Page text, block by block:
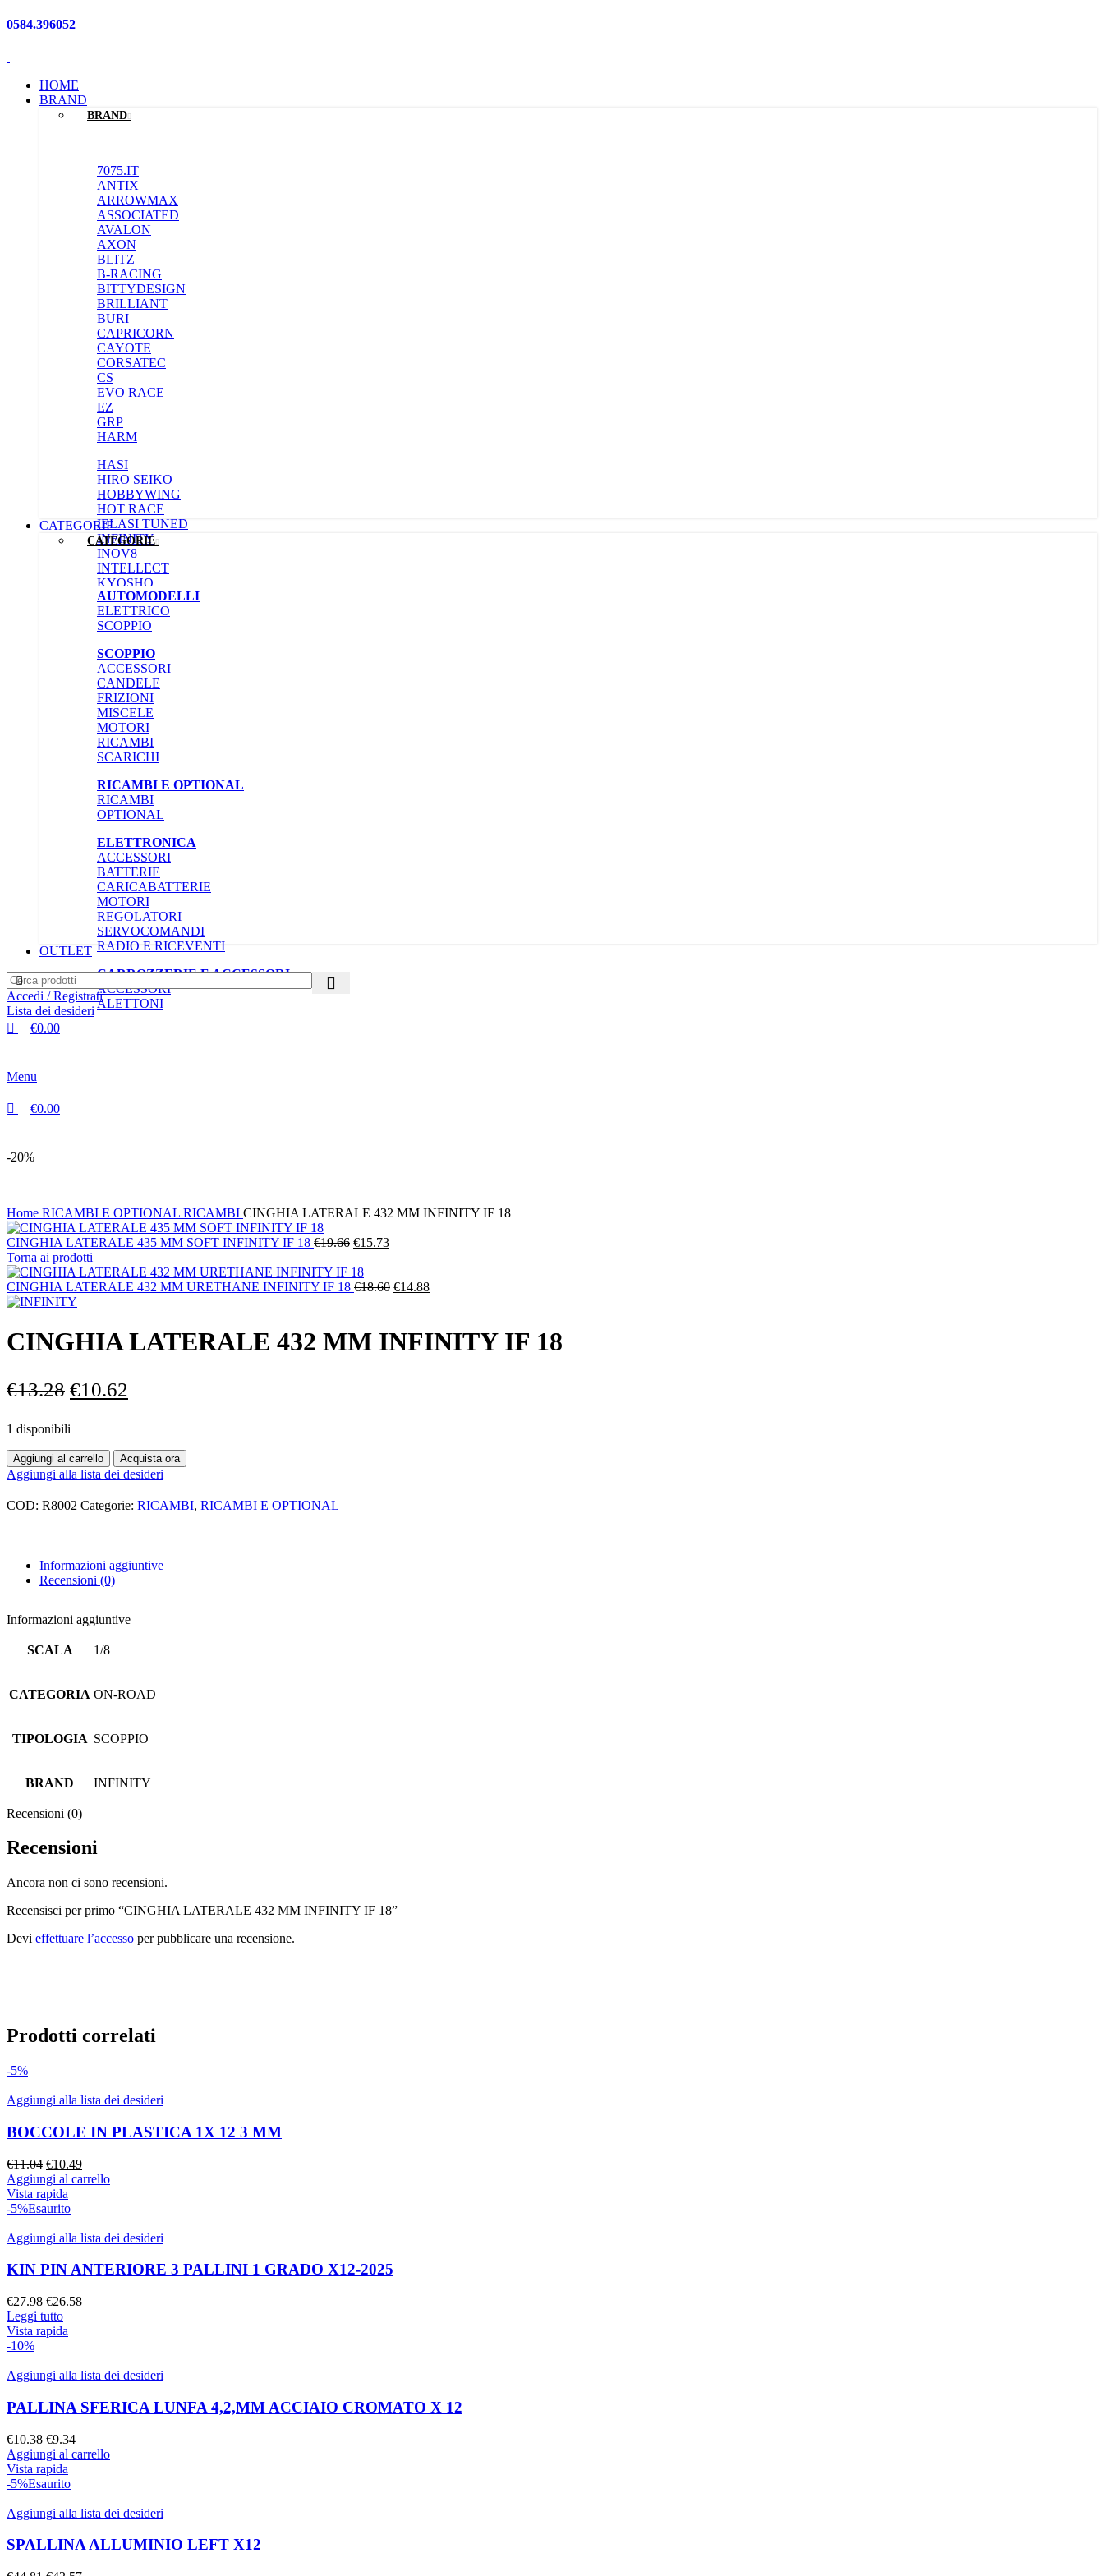
0584.396052
HOME
BRAND
BRAND
7075.IT
ANTIX
ARROWMAX
ASSOCIATED
AVALON
AXON
BLITZ
B-RACING
BITTYDESIGN
BRILLIANT
BURI
CAPRICORN
CAYOTE
CORSATEC
CS
EVO RACE
EZ
GRP
HARM
HASI
HIRO SEIKO
HOBBYWING
HOT RACE
IELASI TUNED
INFINITY
INOV8
INTELLECT
KYOSHO
LENSBODIES
LRP
MATRIX
MONACO RC
MR33
MUGEN
MYGHTY GRIPPER
NOSRAM
ORCA
PEPE GROUP
PMT
POWER HD
PROTOFORM
REDS
RIDE
RUDDOG
RUNNER TIME
SANWA
SHEPHERD
SKYRC
SPIDER GRIP
TONISPORT
XRAY
CATEGORIE
CATEGORIE
AUTOMODELLI
ELETTRICO
SCOPPIO
SCOPPIO
ACCESSORI
CANDELE
FRIZIONI
MISCELE
MOTORI
RICAMBI
SCARICHI
RICAMBI E OPTIONAL
RICAMBI
OPTIONAL
ELETTRONICA
ACCESSORI
BATTERIE
CARICABATTERIE
MOTORI
REGOLATORI
SERVOCOMANDI
RADIO E RICEVENTI
CARROZZERIE E ACCESSORI
ACCESSORI
ALETTONI
ABBIGLIAMENTO
ACCESSORI
BORSE
PIGNONI
CUSCINETTI
OUTLET
Accedi / Registrati
Lista dei desideri
€0.00
Menu
€0.00
-20%
Home RICAMBI E OPTIONAL RICAMBI CINGHIA LATERALE 432 MM INFINITY IF 18
CINGHIA LATERALE 435 MM SOFT INFINITY IF 18 €19.66 Il
originale
era:
€15.73Il
è:
Torna ai prodotti
CINGHIA LATERALE 432 MM URETHANE INFINITY IF 18 €18.60 Il
era:
€18.60.
€14.88Il
è:
€14.88.
CINGHIA LATERALE 432 MM INFINITY IF 18
€13.28 Il
originale
era:
€13.28.
€10.62
è:
€10.62.
1 disponibili
CINGHIA
LATERALE
432
MM
quantità
Aggiungi al carrello Acquista ora
Aggiungi alla lista dei desideri
COD: R8002 Categorie: RICAMBI, RICAMBI E OPTIONAL
Informazioni aggiuntive
Recensioni (0)
Informazioni aggiuntive
SCALA 1/8
CATEGORIA ON-ROAD
TIPOLOGIA SCOPPIO
BRAND INFINITY
Recensioni (0)
Recensioni
Ancora non ci sono recensioni.
Recensisci per primo “CINGHIA LATERALE 432 MM INFINITY IF 18”
Devi effettuare l’accesso per pubblicare una recensione.
Prodotti correlati
-5%
Aggiungi alla lista dei desideri
BOCCOLE IN PLASTICA 1X 12 3 MM
€11.04 Il
prezzo
originale
era:
€10.49Il
prezzo
Aggiungi al carrello
Vista rapida
-5%Esaurito
Aggiungi alla lista dei desideri
KIN PIN ANTERIORE 3 PALLINI 1 GRADO X12-2025
€27.98 Il
prezzo
originale
€26.58Il
Leggi tutto
Vista rapida
-10%
Aggiungi alla lista dei desideri
PALLINA SFERICA LUNFA 4,2,MM ACCIAIO CROMATO X 12
€10.38 Il
prezzo
originale
era:
€9.34Il
prezzo
Aggiungi al carrello
Vista rapida
-5%Esaurito
Aggiungi alla lista dei desideri
SPALLINA ALLUMINIO LEFT X12